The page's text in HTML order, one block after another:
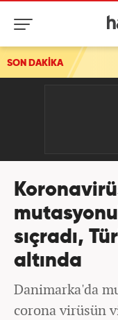
SON DAKİKA
YENİ Partili Emir,
sıçradı,
altında
Danimarka'da
corona virüsün